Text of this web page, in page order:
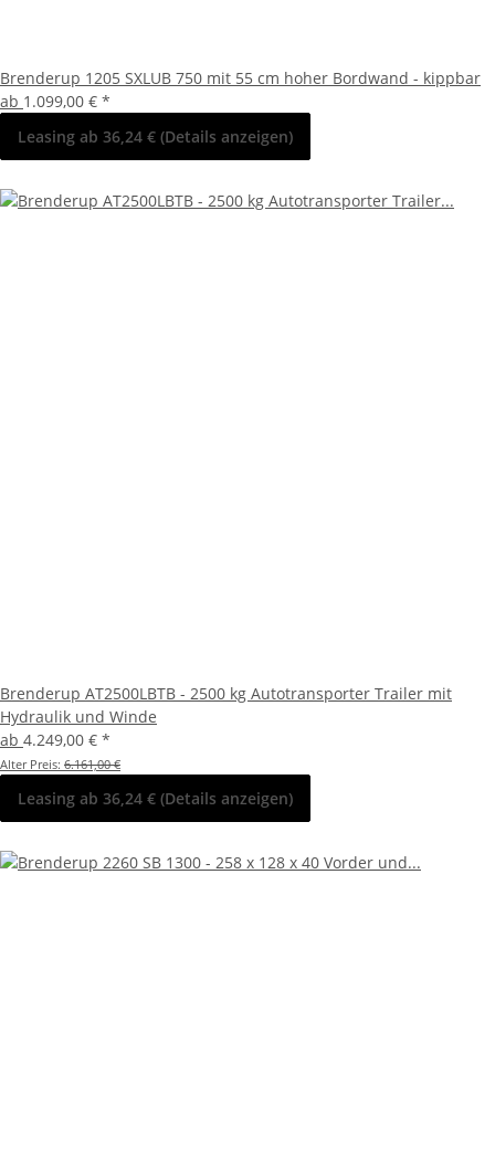
Brenderup 1205 SXLUB 750 mit 55 cm hoher Bordwand - kippbar
ab 1.099,00 € *
Leasing ab 36,24 € (Details anzeigen)
Brenderup AT2500LBTB - 2500 kg Autotransporter Trailer mit
Hydraulik und Winde
ab 4.249,00 € *
Alter Preis: 6.161,00 €
Leasing ab 36,24 € (Details anzeigen)